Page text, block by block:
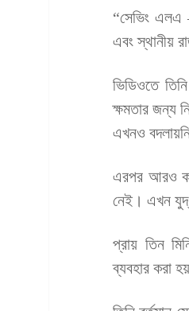
“সেভিং এলএ
এবং স্থানীয়
ভিডিওতে
ক্ষমতার জন্য
এখনও
এরপর আরও
নেই। এখন
প্রায় তিন
ব্যবহার করা